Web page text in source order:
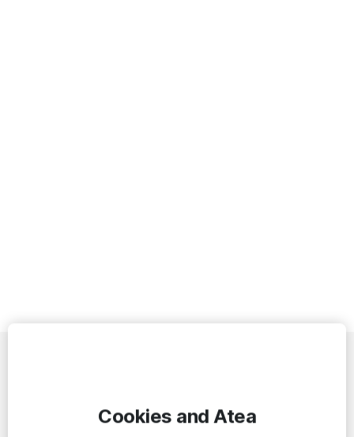
Sverige är fantastiskt! Vi har förmånen att
Cookies and Atea